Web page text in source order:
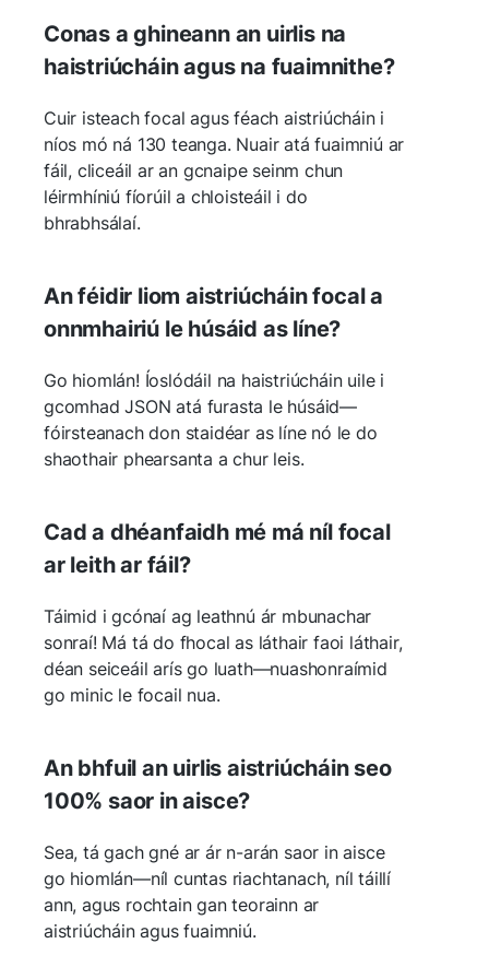
Conas a ghineann an uirlis na
haistriúcháin agus na fuaimnithe?
Cuir isteach focal agus féach aistriúcháin i
níos mó ná 130 teanga. Nuair atá fuaimniú ar
fáil, cliceáil ar an gcnaipe seinm chun
léirmhíniú fíorúil a chloisteáil i do
bhrabhsálaí.
An féidir liom aistriúcháin focal a
onnmhairiú le húsáid as líne?
Go hiomlán! Íoslódáil na haistriúcháin uile i
gcomhad JSON atá furasta le húsáid—
fóirsteanach don staidéar as líne nó le do
shaothair phearsanta a chur leis.
Cad a dhéanfaidh mé má níl focal
ar leith ar fáil?
Táimid i gcónaí ag leathnú ár mbunachar
sonraí! Má tá do fhocal as láthair faoi láthair,
déan seiceáil arís go luath—nuashonraímid
go minic le focail nua.
An bhfuil an uirlis aistriúcháin seo
100% saor in aisce?
Sea, tá gach gné ar ár n-arán saor in aisce
go hiomlán—níl cuntas riachtanach, níl táillí
ann, agus rochtain gan teorainn ar
aistriúcháin agus fuaimniú.